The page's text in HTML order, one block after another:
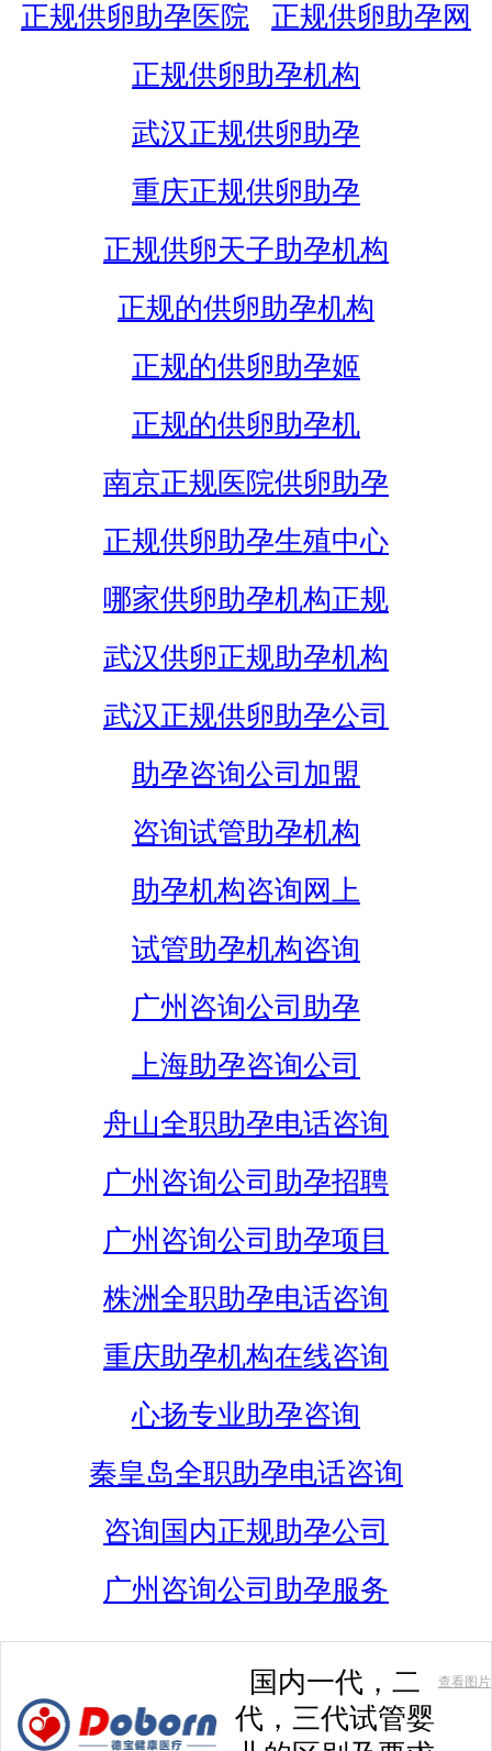
正规供卵助孕医院
正规供卵助孕网
正规供卵助孕机构
武汉正规供卵助孕
重庆正规供卵助孕
正规供卵天子助孕机构
正规的供卵助孕机构
正规的供卵助孕姬
正规的供卵助孕机
南京正规医院供卵助孕
正规供卵助孕生殖中心
哪家供卵助孕机构正规
武汉供卵正规助孕机构
武汉正规供卵助孕公司
助孕咨询公司加盟
咨询试管助孕机构
助孕机构咨询网上
试管助孕机构咨询
广州咨询公司助孕
上海助孕咨询公司
舟山全职助孕电话咨询
广州咨询公司助孕招聘
广州咨询公司助孕项目
株洲全职助孕电话咨询
重庆助孕机构在线咨询
心扬专业助孕咨询
秦皇岛全职助孕电话咨询
咨询国内正规助孕公司
广州咨询公司助孕服务
国内一代，二
代，三代试管婴
查看图片